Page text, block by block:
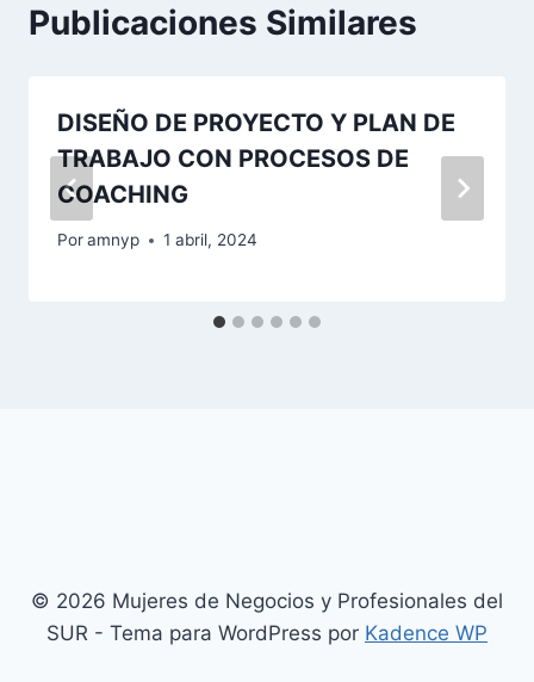
Publicaciones Similares
DISEÑO DE PROYECTO Y PLAN DE
TRABAJO CON PROCESOS DE
COACHING
Poramnyp 1 abril, 2024
© 2026 Mujeres de Negocios y Profesionales del
SUR - Tema para WordPress por Kadence WP